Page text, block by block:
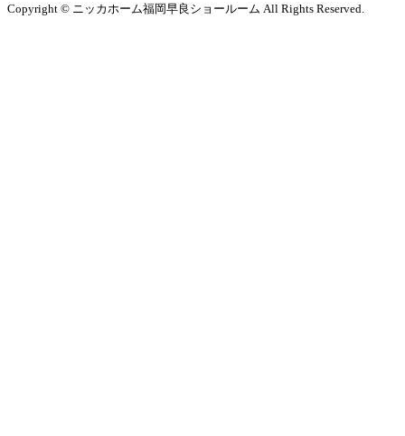
Copyright © ニッカホーム福岡早良ショールーム All Rights Reserved.